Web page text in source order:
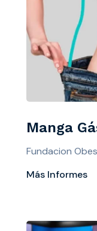
Manga
Fundacion
Más Informes